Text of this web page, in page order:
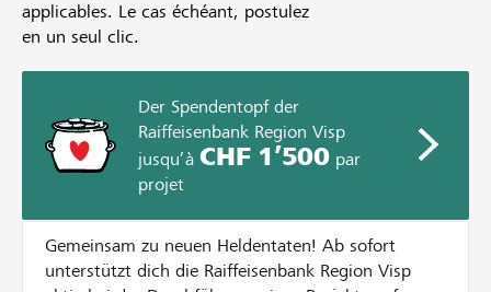
applicables. Le cas échéant, postulez
en un seul clic.
Der Spendentopf der
Raiffeisenbank Region Visp
jusqu’à CHF 1’500par
projet
Gemeinsam zu neuen Heldentaten! Ab sofort
unterstützt dich die Raiffeisenbank Region Visp